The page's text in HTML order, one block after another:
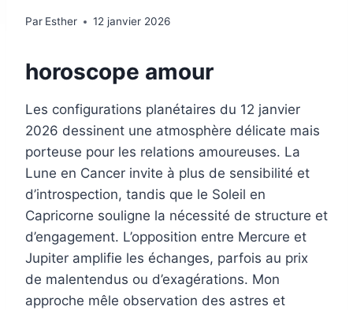
Par Esther 12 janvier 2026
horoscope amour
Les configurations planétaires du 12 janvier
2026 dessinent une atmosphère délicate mais
porteuse pour les relations amoureuses. La
Lune en Cancer invite à plus de sensibilité et
d’introspection, tandis que le Soleil en
Capricorne souligne la nécessité de structure et
d’engagement. L’opposition entre Mercure et
Jupiter amplifie les échanges, parfois au prix
de malentendus ou d’exagérations. Mon
approche mêle observation des astres et